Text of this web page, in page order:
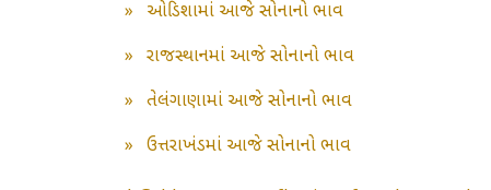
»
ઓડિશામાં આજે સોનાનો ભાવ
»
રાજસ્થાનમાં આજે સોનાનો ભાવ
»
તેલંગાણામાં આજે સોનાનો ભાવ
»
ઉત્તરાખંડમાં આજે સોનાનો ભાવ